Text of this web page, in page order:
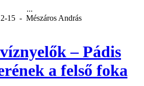
...
15 - Mészáros András
– Pádis
a felső foka